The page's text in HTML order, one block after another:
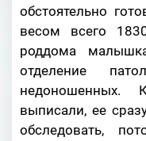
обстоятельно
весом всего
роддома
отделение
недоношенных.
выписали, ее
обследовать,